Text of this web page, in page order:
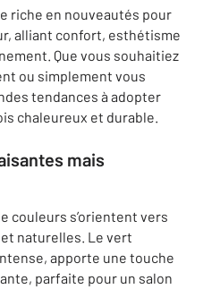
riche en nouveautés pour
alliant confort, esthétisme
Que vous souhaitiez
ou simplement vous
tendances à adopter
chaleureux et durable.
mais
couleurs s’orientent vers
naturelles. Le vert
apporte une touche
parfaite pour un salon